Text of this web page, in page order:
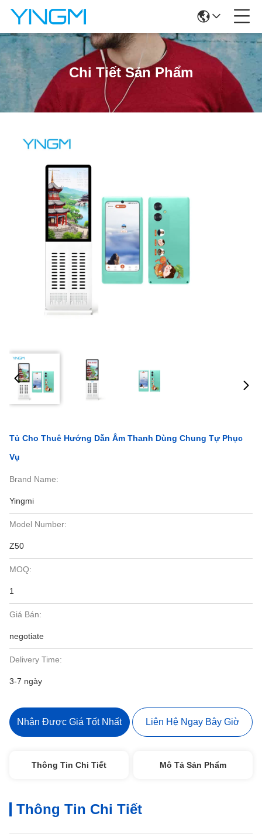
Chi Tiết Sản Phẩm
Tủ Cho Thuê Hướng Dẫn Âm Thanh Dùng Chung Tự Phục
Vụ
Brand Name:
Yingmi
Model Number:
Z50
MOQ:
1
Giá Bán:
negotiate
Delivery Time:
3-7 ngày
Nhận Được Giá Tốt Nhất Liên Hệ Ngay Bây Giờ
Thông Tin Chi Tiết Mô Tả Sản Phẩm
Thông Tin Chi Tiết